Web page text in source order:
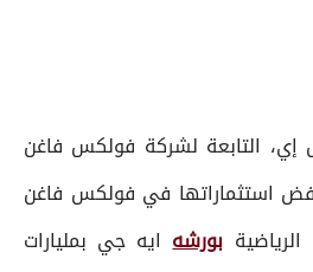
التابعة لشركة فولكس فاغن
استثماراتها في فولكس فاغن
بورشهايه جي بمليارات